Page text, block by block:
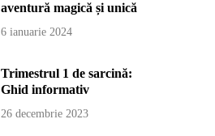
aventură magică și unică
6 ianuarie 2024
Trimestrul 1 de sarcină:
Ghid informativ
26 decembrie 2023